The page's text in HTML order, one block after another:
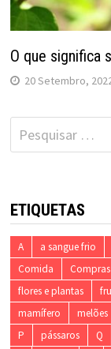
O que significa
20 Setembro,
Pesquisar
por:
ETIQUETAS
A a sangue frio
Comida
Compras
flores e plantas
mamífero
melões
P
pássaros Q